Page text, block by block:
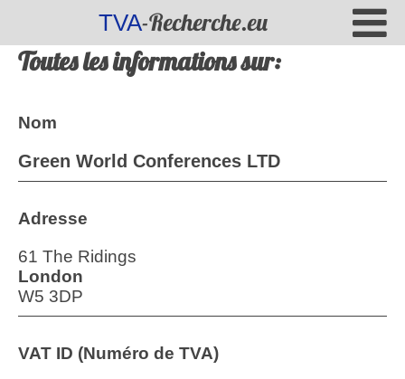
TVA-Recherche.eu
Toutes les informations sur:
Nom
Green World Conferences LTD
Adresse
61 The Ridings
London
W5 3DP
VAT ID (Numéro de TVA)